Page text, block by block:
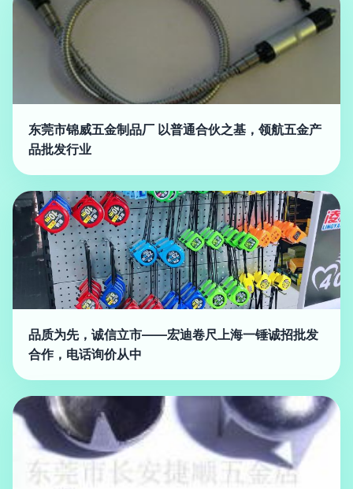
东莞市锦威五金制品厂 以普通合伙之基，领航五金产
品批发行业
品质为先，诚信立市——宏迪卷尺上海一锤诚招批发
合作，电话询价从中